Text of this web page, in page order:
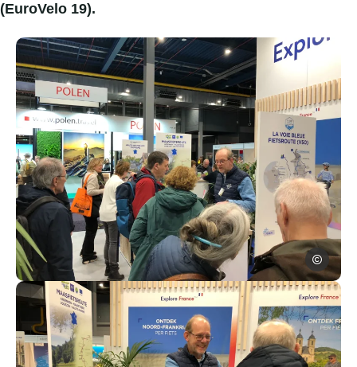
(EuroVelo 19).
La Meuse à Vélo au salon Fiets & Wandelbeurs d’Utrecht
ADTA